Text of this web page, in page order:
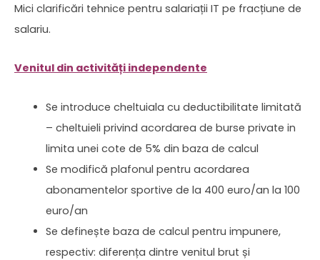
Mici clarificări tehnice pentru salariații IT pe fracțiune de
salariu.
Venitul din activități independente
Se introduce cheltuiala cu deductibilitate limitată
– cheltuieli privind acordarea de burse private in
limita unei cote de 5% din baza de calcul
Se modifică plafonul pentru acordarea
abonamentelor sportive de la 400 euro/an la 100
euro/an
Se definește baza de calcul pentru impunere,
respectiv: diferența dintre venitul brut și